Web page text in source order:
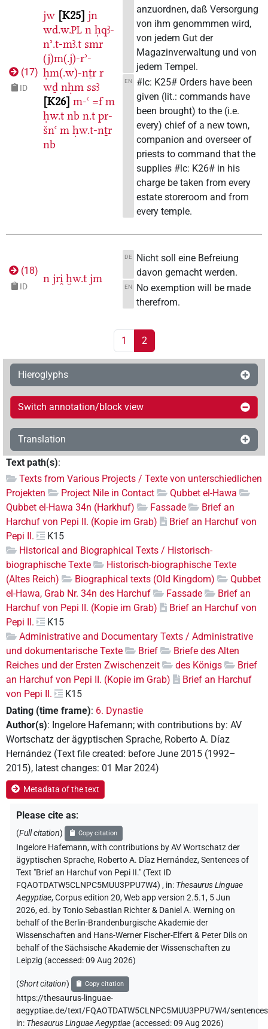
(17)
ID
jw K25 jn
wd.w.PL n ḥqꜣ-
nʾ.t-mꜣ.t smr
(j)m(.j)-rʾ-
ḥm(.w)-nṯr r
wḏ nḥm ssꜣ
K26 m-ꜥ =f m
ḥw.t nb n.t pr-
šnꜥ m ḥw.t-nṯr
nb
anzuordnen, daß Versorgung
von ihm genommmen wird,
von jedem Gut der
Magazinverwaltung und von
jedem Tempel.
EN
#lc: K25# Orders have been
given (lit.: commands have
been brought) to the (i.e.
every) chief of a new town,
companion and overseer of
priests to command that the
supplies #lc: K26# in his
charge be taken from every
estate storeroom and from
every temple.
(18)
ID
n jri̯ ḫw.t jm
DE
Nicht soll eine Befreiung
davon gemacht werden.
EN
No exemption will be made
therefrom.
1 2
Hieroglyphs
Switch annotation/block view
Translation
Text path(s):
Texts from Various Projects / Texte von unterschiedlichen
Projekten
Project Nile in Contact
Qubbet el-Hawa
Qubbet el-Hawa 34n (Harkhuf)
Fassade
Brief an
Harchuf von Pepi II. (Kopie im Grab)
Brief an Harchuf von
Pepi II.
K15
Historical and Biographical Texts / Historisch-
biographische Texte
Historisch-biographische Texte
(Altes Reich)
Biographical texts (Old Kingdom)
Qubbet
el-Hawa, Grab Nr. 34n des Harchuf
Fassade
Brief an
Harchuf von Pepi II. (Kopie im Grab)
Brief an Harchuf von
Pepi II.
K15
Administrative and Documentary Texts / Administrative
und dokumentarische Texte
Brief
Briefe des Alten
Reiches und der Ersten Zwischenzeit
des Königs
Brief
an Harchuf von Pepi II. (Kopie im Grab)
Brief an Harchuf
von Pepi II.
K15
Dating (time frame): 6. Dynastie
Author(s): Ingelore Hafemann; with contributions by: AV
Wortschatz der ägyptischen Sprache, Roberto A. Díaz
Hernández (Text file created: before June 2015 (1992–
2015), latest changes: 01 Mar 2024)
Metadata of the text
Please cite as:
(Full citation) Copy citation
Ingelore Hafemann,with contributions byAV Wortschatz der
ägyptischen Sprache, Roberto A. Díaz Hernández,Sentences of
Text "Brief an Harchuf von Pepi II." (Text ID
FQAOTDATW5CLNPC5MUU3PPU7W4) , in: Thesaurus Linguae
Aegyptiae,Corpus edition 20, Web app version 2.5.1, 5 Jun
2026, ed. by Tonio Sebastian Richter & Daniel A. Werning on
behalf of the Berlin-Brandenburgische Akademie der
Wissenschaften and Hans-Werner Fischer-Elfert & Peter Dils on
behalf of the Sächsische Akademie der Wissenschaften zu
Leipzig (accessed:09 Aug 2026)
(Short citation) Copy citation
https://thesaurus-linguae-
aegyptiae.de/text/FQAOTDATW5CLNPC5MUU3PPU7W4/
in: Thesaurus Linguae Aegyptiae (accessed:09 Aug 2026)